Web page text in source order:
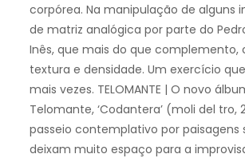
corpórea. Na manipulação de alguns
de matriz analógica por parte do
Inês, que mais do que complemento,
textura e densidade. Um exercício
mais vezes. TELOMANTE | O novo
Telomante, ‘Codantera’ (moli del tro,
passeio contemplativo por paisagens
deixam muito espaço para a